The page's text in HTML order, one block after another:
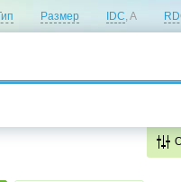
Размер IDC, A